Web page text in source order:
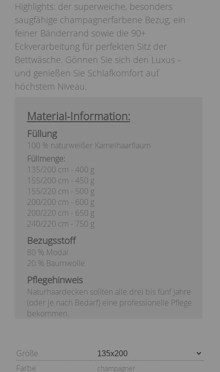
Highlights: der superweiche, besonders
saugfähige champagnerfarbene Bezug, ein
feiner Bänderrand sowie die 90+
Eckverarbeitung für perfekten Sitz der
Bettwäsche. Gönnen Sie sich den Luxus –
und genießen Sie Schlafkomfort auf
höchstem Niveau.
Material-Information:
Füllung
100 % naturweißer Kamelhaarflaum
Füllmenge:
135/200 cm - 400 g
155/200 cm - 450 g
155/220 cm - 500 g
200/200 cm - 600 g
200/220 cm - 650 g
240/220 cm - 750 g
Bezugsstoff
80 % Modal
20 % Baumwolle
Pflegehinweis
Naturhaardecken sollten alle drei bis fünf Jahre
(oder je nach Bedarf) eine professionelle Pflege
bekommen.
Größe
Farbe
champagner